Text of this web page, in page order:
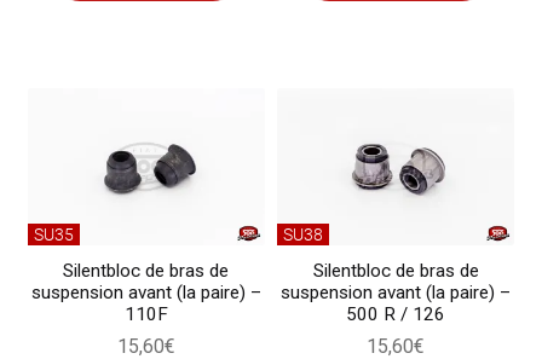
SU35
Silentbloc de bras de
suspension avant (la paire) –
110F
15,60€
SU38
Silentbloc de bras de
suspension avant (la paire) –
500 R / 126
15,60€